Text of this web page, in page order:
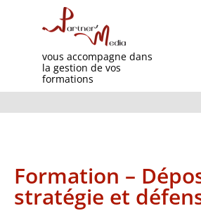
vous accompagne dans
la gestion de vos
formations
Formation –
stratégie et